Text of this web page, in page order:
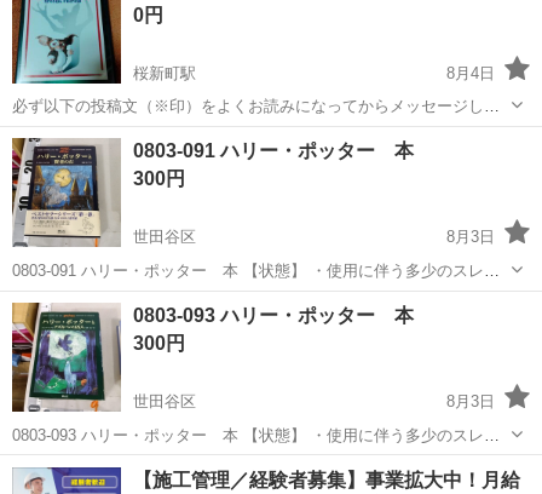
0円
桜新町駅
8月4日
必ず以下の投稿文（※印）をよくお読みになってからメッセージして
ください。 ・DVD グレムリン DISCに少し傷ございます。動作確認済
みです。 ※当方の”有料の”出品物を複数まとめてたくさん購入してく
れる方は優先...
東京 世田谷区 桜新町駅 DVD/ブルーレイ
0803-091 ハリー・ポッター 本
300円
世田谷区
8月3日
0803-091 ハリー・ポッター 本 【状態】 ・使用に伴う多少のスレ、
キズ、落としきれない汚れなどございます ・詳細は現地でご確認くだ
さい ・お値引きは出来かねますのでご了承願います ※中古品のため、
状...
東京 世田谷区 ポッター
0803-093 ハリー・ポッター 本
300円
世田谷区
8月3日
0803-093 ハリー・ポッター 本 【状態】 ・使用に伴う多少のスレ、
キズ、落としきれない汚れなどございます ・詳細は現地でご確認くだ
さい ・お値引きは出来かねますのでご了承願います ※中古品のため、
東京 世田谷区 文芸 ポッター
【施工管理／経験者募集】事業拡大中！月給